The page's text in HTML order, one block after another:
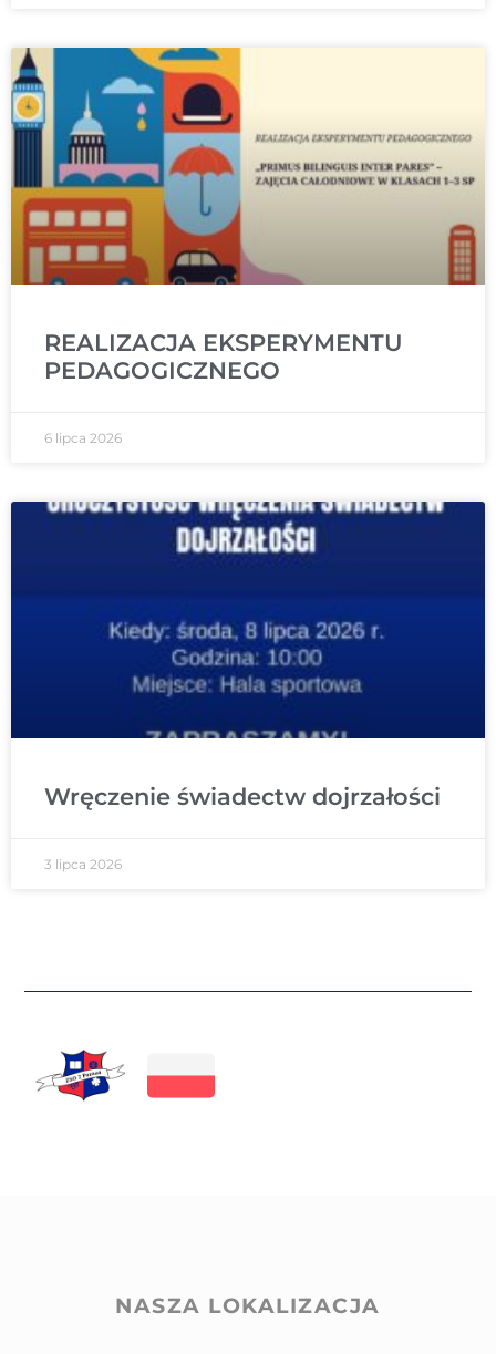
REALIZACJA EKSPERYMENTU
PEDAGOGICZNEGO
6 lipca 2026
Wręczenie świadectw dojrzałości
3 lipca 2026
NASZA LOKALIZACJA